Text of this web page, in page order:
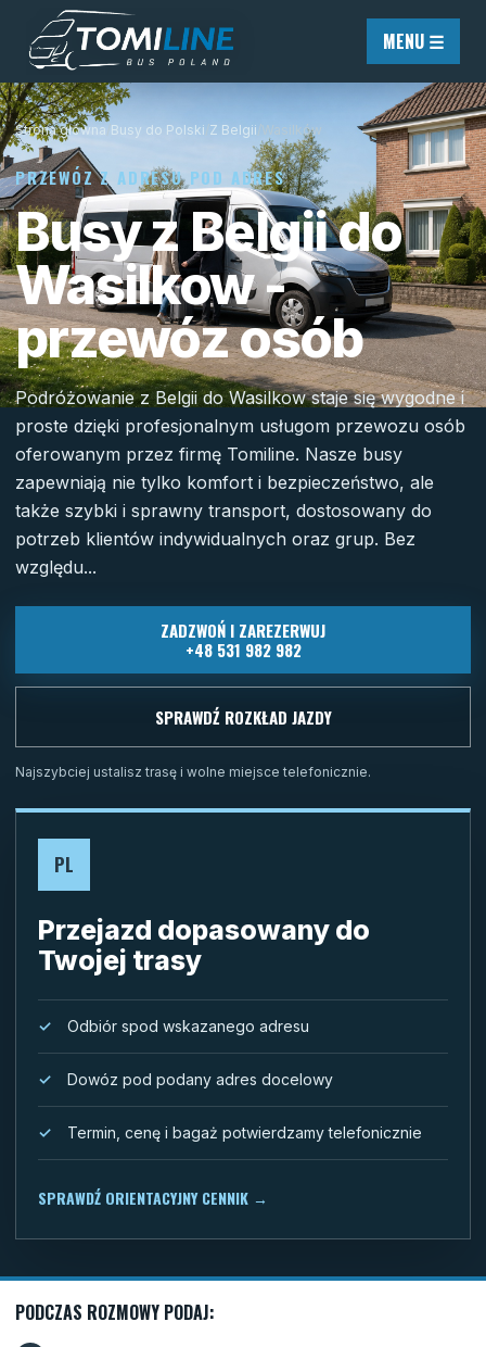
Przejdź do treści
MENU ☰
Strona główna Busy do Polski Z Belgii/Wasilków
PRZEWÓZ Z ADRESU POD ADRES
Busy z Belgii do
Wasilkow -
przewóz osób
Podróżowanie z Belgii do Wasilkow staje się wygodne i
proste dzięki profesjonalnym usługom przewozu osób
oferowanym przez firmę Tomiline. Nasze busy
zapewniają nie tylko komfort i bezpieczeństwo, ale
także szybki i sprawny transport, dostosowany do
potrzeb klientów indywidualnych oraz grup. Bez
względu...
ZADZWOŃ I ZAREZERWUJ
+48 531 982 982
SPRAWDŹ ROZKŁAD JAZDY
Najszybciej ustalisz trasę i wolne miejsce telefonicznie.
PL
Przejazd dopasowany do
Twojej trasy
Odbiór spod wskazanego adresu
Dowóz pod podany adres docelowy
Termin, cenę i bagaż potwierdzamy telefonicznie
SPRAWDŹ ORIENTACYJNY CENNIK →
PODCZAS ROZMOWY PODAJ: